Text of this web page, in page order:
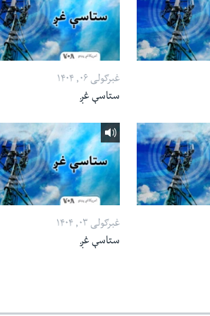
غبرګولی ۰۶, ۱۴۰۴
ستاسې غږ
غبرګولی ۰۳, ۱۴۰۴
ستاسې غږ